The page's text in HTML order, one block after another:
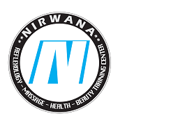
content